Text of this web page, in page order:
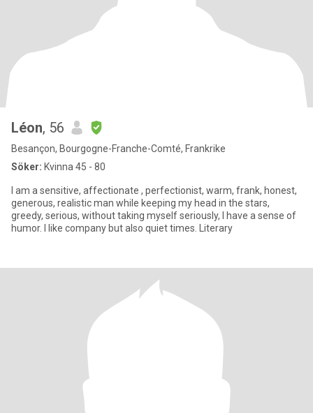
Léon, 56
Besançon, Bourgogne-Franche-Comté, Frankrike
Söker: Kvinna 45 - 80
I am a sensitive, affectionate , perfectionist, warm, frank, honest,
generous, realistic man while keeping my head in the stars,
greedy, serious, without taking myself seriously, I have a sense of
humor. I like company but also quiet times. Literary